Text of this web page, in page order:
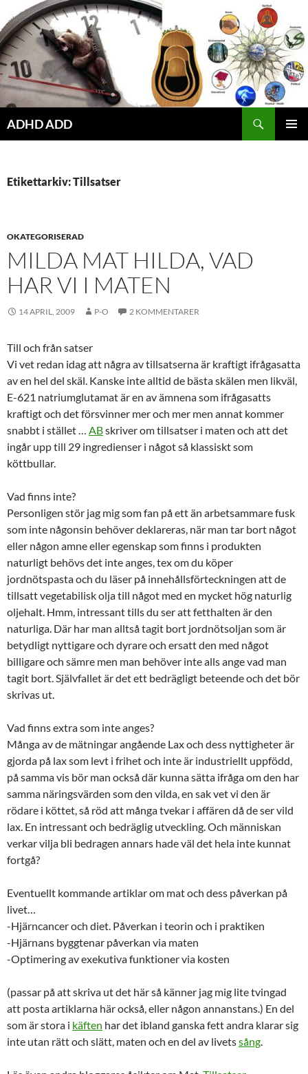
Hoppa
till
innehåll
ADHD ADD
Etikettarkiv: Tillsatser
OKATEGORISERAD
MILDA MAT HILDA, VAD
HAR VI I MATEN
14 APRIL, 2009 P-O 2 KOMMENTARER
Till och från satser
Vi vet redan idag att några av tillsatserna är kraftigt ifrågasatta
av en hel del skäl. Kanske inte alltid de bästa skälen men likväl,
E-621 natriumglutamat är en av ämnena som ifrågasatts
kraftigt och det försvinner mer och mer men annat kommer
snabbt i stället … ABskriver om tillsatser i maten och att det
ingår upp till 29 ingredienser i något så klassiskt som
köttbullar.
Vad finns inte?
Personligen stör jag mig som fan på ett än arbetsammare fusk
som inte någonsin behöver deklareras, när man tar bort något
eller någon amne eller egenskap som finns i produkten
naturligt behövs det inte anges, tex om du köper
jordnötspasta och du läser på innehållsförteckningen att de
tillsatt vegetabilisk olja till något med en mycket hög naturlig
oljehalt. Hmm, intressant tills du ser att fetthalten är den
naturliga. Där har man alltså tagit bort jordnötsoljan som är
betydligt nyttigare och dyrare och ersatt den med något
billigare och sämre men man behöver inte alls ange vad man
tagit bort. Självfallet är det ett bedrägligt beteende och det bör
skrivas ut.
Vad finns extra som inte anges?
Många av de mätningar angående Lax och dess nyttigheter är
gjorda på lax som levt i frihet och inte är industriellt uppfödd,
på samma vis bör man också där kunna sätta ifråga om den har
samma näringsvärden som den vilda, en sak vet vi den är
rödare i köttet, så röd att många tvekar i affären då de ser vild
lax. En intressant och bedräglig utveckling. Och människan
verkar vilja bli bedragen annars hade väl det hela inte kunnat
fortgå?
Eventuellt kommande artiklar om mat och dess påverkan på
livet…
-Hjärncancer och diet. Påverkan i teorin och i praktiken
-Hjärnans byggtenar påverkan via maten
-Optimering av exekutiva funktioner via kosten
(passar på att skriva ut det här så känner jag mig lite tvingad
att posta artiklarna här också, eller någon annanstans.) En del
som är stora i käften har det ibland ganska fett andra klarar sig
inte utan rätt och slätt, maten och en del av livetssång.